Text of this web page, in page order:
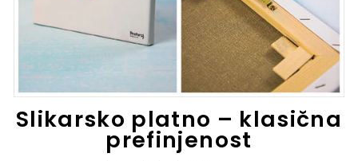
Slikarsko platno – klasična
prefinjenost